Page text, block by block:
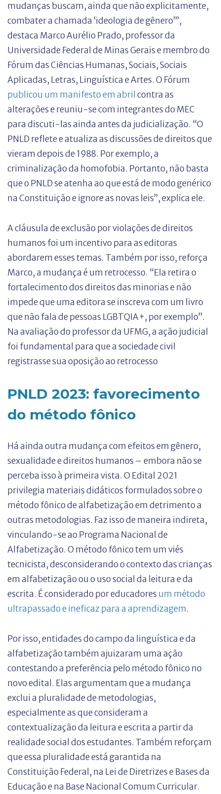
mudanças buscam, ainda que não explicitamente,
combater a chamada ‘ideologia de gênero’”,
destaca Marco Aurélio Prado, professor da
Universidade Federal de Minas Gerais e membro do
Fórum das Ciências Humanas, Sociais, Sociais
Aplicadas, Letras, Linguística e Artes. O Fórum
publicou um manifesto em abril contra as
alterações e reuniu-se com integrantes do MEC
para discuti-las ainda antes da judicialização. “O
PNLD reflete e atualiza as discussões de direitos que
vieram depois de 1988. Por exemplo, a
criminalização da homofobia. Portanto, não basta
que o PNLD se atenha ao que está de modo genérico
na Constituição e ignore as novas leis”, explica ele.
A cláusula de exclusão por violações de direitos
humanos foi um incentivo para as editoras
abordarem esses temas. Também por isso, reforça
Marco, a mudança é um retrocesso. “Ela retira o
fortalecimento dos direitos das minorias e não
impede que uma editora se inscreva com um livro
que não fala de pessoas LGBTQIA+, por exemplo”.
Na avaliação do professor da UFMG, a ação judicial
foi fundamental para que a sociedade civil
registrasse sua oposição ao retrocesso
PNLD 2023: favorecimento
do método fônico
Há ainda outra mudança com efeitos em gênero,
sexualidade e direitos humanos – embora não se
perceba isso à primeira vista. O Edital 2021
privilegia materiais didáticos formulados sobre o
método fônico de alfabetização em detrimento a
outras metodologias. Faz isso de maneira indireta,
vinculando-se ao Programa Nacional de
Alfabetização. O método fônico tem um viés
tecnicista, desconsiderando o contexto das crianças
em alfabetização ou o uso social da leitura e da
escrita. É considerado por educadores um método
ultrapassado e ineficaz para a aprendizagem.
Por isso, entidades do campo da linguística e da
alfabetização também ajuizaram uma ação
contestando a preferência pelo método fônico no
novo edital. Elas argumentam que a mudança
exclui a pluralidade de metodologias,
especialmente as que consideram a
contextualização da leitura e escrita a partir da
realidade social dos estudantes. Também reforçam
que essa pluralidade está garantida na
Constituição Federal, na Lei de Diretrizes e Bases da
Educação e na Base Nacional Comum Curricular.